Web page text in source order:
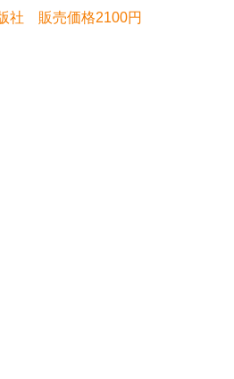
社 販売価格2100円